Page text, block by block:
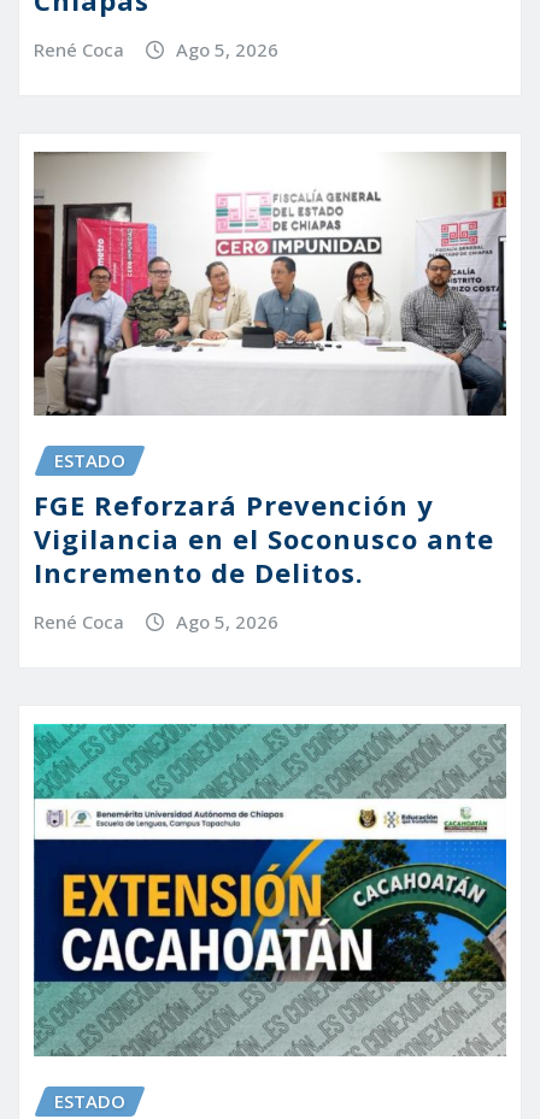
René Coca Ago 5, 2026
ESTADO
FGE Reforzará Prevención y
Vigilancia en el Soconusco ante
Incremento de Delitos.
René Coca Ago 5, 2026
ESTADO